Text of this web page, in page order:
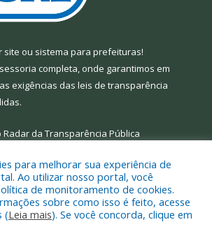
site ou sistema para prefeituras!
completa, onde garantimos em
exigências das leis de transparência
Radar da Transparência Pública
a Prefeitura Municipal de Limoeiro
do Ajuru.
para melhorar sua experiência de
Ao utilizar nosso portal, você
de monitoramento de cookies.
sobre como isso é feito, acesse
(Leia mais). Se você concorda, clique em